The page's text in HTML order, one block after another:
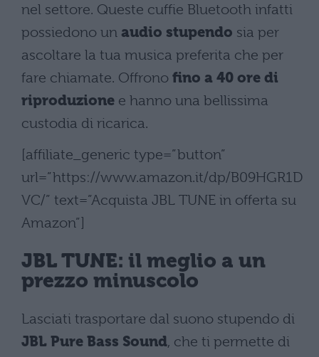
nel settore. Queste cuffie Bluetooth infatti
possiedono un audio stupendo sia per
ascoltare la tua musica preferita che per
fare chiamate. Offrono fino a 40 ore di
riproduzione e hanno una bellissima
custodia di ricarica.
[affiliate_generic type=”button”
url=”https://www.amazon.it/dp/B09HGR1D
VC/” text=”Acquista JBL TUNE in offerta su
Amazon”]
JBL TUNE: il meglio a un
prezzo minuscolo
Lasciati trasportare dal suono stupendo di
JBL Pure Bass Sound, che ti permette di